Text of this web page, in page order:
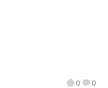
0 0